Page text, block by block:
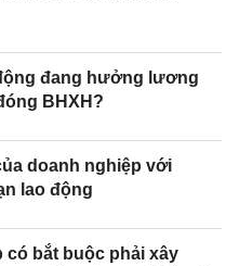
đang hưởng lương
BHXH?
doanh nghiệp với
lao động
có bắt buộc phải xây